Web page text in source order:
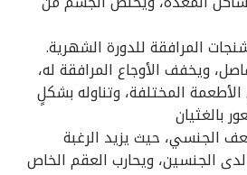
المرافقة للدورة الشهرية.
ويخفف الأوجاع المرافقة له،
المختلفة، وتناوله بشكلٍ
بالغثيان
الجنسي، حيث يزيد الرغبة
الجنسين، ويحارب العقم الخاص